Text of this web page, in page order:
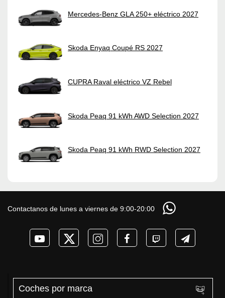
Mercedes-Benz GLA 250+ eléctrico 2027
Skoda Enyaq Coupé RS 2027
CUPRA Raval eléctrico VZ Rebel
Skoda Peaq 91 kWh AWD Selection 2027
Skoda Peaq 91 kWh RWD Selection 2027
Contactanos de lunes a viernes de 9:00-20:00
Coches por marca